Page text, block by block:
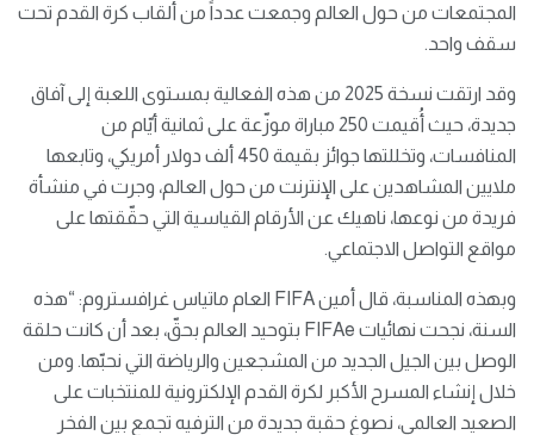
المجتمعات من حول العالم وجمعت عدداً من ألقاب كرة القدم تحت
سقف واحد.
وقد ارتقت نسخة 2025 من هذه الفعالية بمستوى اللعبة إلى آفاق
جديدة، حيث أُقيمت 250 مباراة موزّعة على ثمانية أيّام من
المنافسات، وتخللتها جوائز بقيمة 450 ألف دولار أمريكي، وتابعها
ملايين المشاهدين على الإنترنت من حول العالم، وجرت في منشأة
فريدة من نوعها، ناهيك عن الأرقام القياسية التي حقّقتها على
مواقع التواصل الاجتماعي.
وبهذه المناسبة، قال أمين FIFA العام ماتياس غرافستروم: “هذه
السنة، نجحت نهائيات FIFAe بتوحيد العالم بحقّ، بعد أن كانت حلقة
الوصل بين الجيل الجديد من المشجعين والرياضة التي نحبّها. ومن
خلال إنشاء المسرح الأكبر لكرة القدم الإلكترونية للمنتخبات على
الصعيد العالمي، نصوغ حقبة جديدة من الترفيه تجمع بين الفخر